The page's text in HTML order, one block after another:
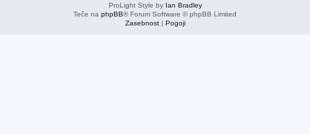
ProLight Style by Ian Bradley
Teče na phpBB® Forum Software © phpBB Limited
Zasebnost| Pogoji